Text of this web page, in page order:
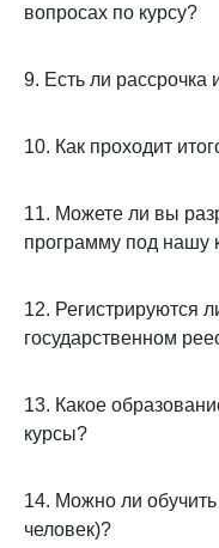
вопросах по курсу?
9. Есть ли рассрочка
10. Как проходит
11. Можете ли вы
программу под нашу
12. Регистрируются
государственном
13. Какое
курсы?
14. Можно ли
человек)?